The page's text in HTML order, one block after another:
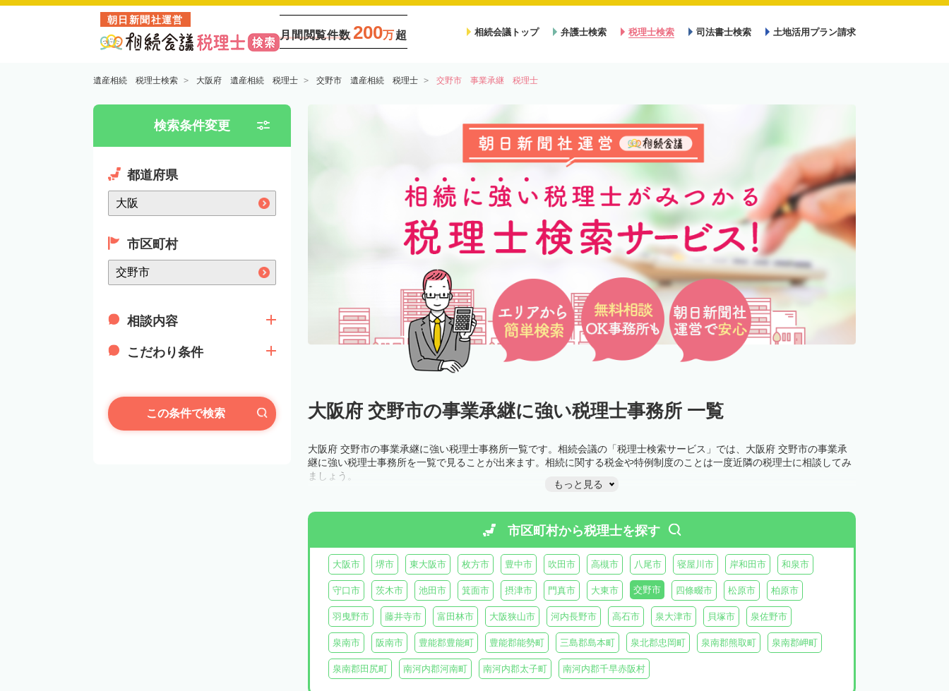
朝日新聞社運営
月間閲覧件数 200万超 相続会議トップ 弁護士検索 税理士検索 司法書士検索 土地活用プラン請求
遺産相続 税理士検索 大阪府 遺産相続 税理士 交野市 遺産相続 税理士 交野市 事業承継 税理士
検索条件変更
都道府県
市区町村
相談内容
こだわり条件
この条件で検索 大阪府 交野市の事業承継に強い税理士事務所 一覧
大阪府 交野市の事業承継に強い税理士事務所一覧です。相続会議の「税理士検索サービス」では、大阪府 交野市の事業承
継に強い税理士事務所を一覧で見ることが出来ます。相続に関する税金や特例制度のことは一度近隣の税理士に相談してみ
ましょう。
もっと見る
市区町村から税理士を探す
大阪市 堺市 東大阪市 枚方市 豊中市 吹田市 高槻市 八尾市 寝屋川市 岸和田市 和泉市
守口市 茨木市 池田市 箕面市 摂津市 門真市 大東市 交野市 四條畷市 松原市 柏原市
羽曳野市 藤井寺市 富田林市 大阪狭山市 河内長野市 高石市 泉大津市 貝塚市 泉佐野市
泉南市 阪南市 豊能郡豊能町 豊能郡能勢町 三島郡島本町 泉北郡忠岡町 泉南郡熊取町 泉南郡岬町
泉南郡田尻町 南河内郡河南町 南河内郡太子町 南河内郡千早赤阪村